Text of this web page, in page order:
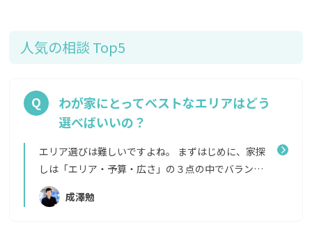
人気の相談 Top5
わが家にとってベストなエリアはどう
選べばいいの？
エリア選びは難しいですよね。 まずはじめに、家探
しは「エリア・予算・広さ」の３点の中でバランス
をとることが大事だと言われています。選択肢を広げ
すぎるとかえって悩んでしまい決められないことが
成澤勉